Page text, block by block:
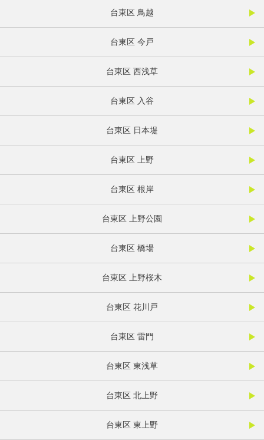
台東区 鳥越
台東区 今戸
台東区 西浅草
台東区 入谷
台東区 日本堤
台東区 上野
台東区 根岸
台東区 上野公園
台東区 橋場
台東区 上野桜木
台東区 花川戸
台東区 雷門
台東区 東浅草
台東区 北上野
台東区 東上野